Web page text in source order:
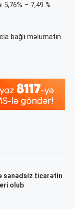
– 7,49 %
bağlı məlumatın
sənədsiz ticarətin
olub